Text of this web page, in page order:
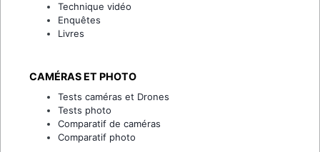
Technique vidéo
Enquêtes
Livres
CAMÉRAS ET PHOTO
Tests caméras et Drones
Tests photo
Comparatif de caméras
Comparatif photo